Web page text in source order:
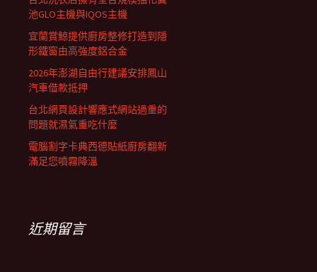
池GLO主機與IQOS主機
宜蘭賞鯨提供廚房整修打造到隱
形鐵窗由高強度鋁合金
2026年澎湖自由行建議安排鳳山
汽車借款抵押
台北網頁設計響應式網站過重的
問題就濕氣重吃什麼
電腦割字卡典西德貼紙廚房翻新
滿足您噴霧降溫
近期留言